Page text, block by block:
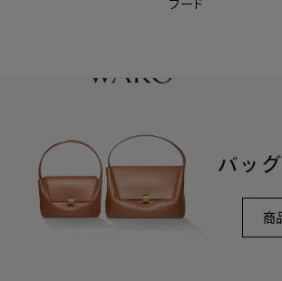
【会員様限定】夏のプレゼントキャンペー
フード
バッ
商